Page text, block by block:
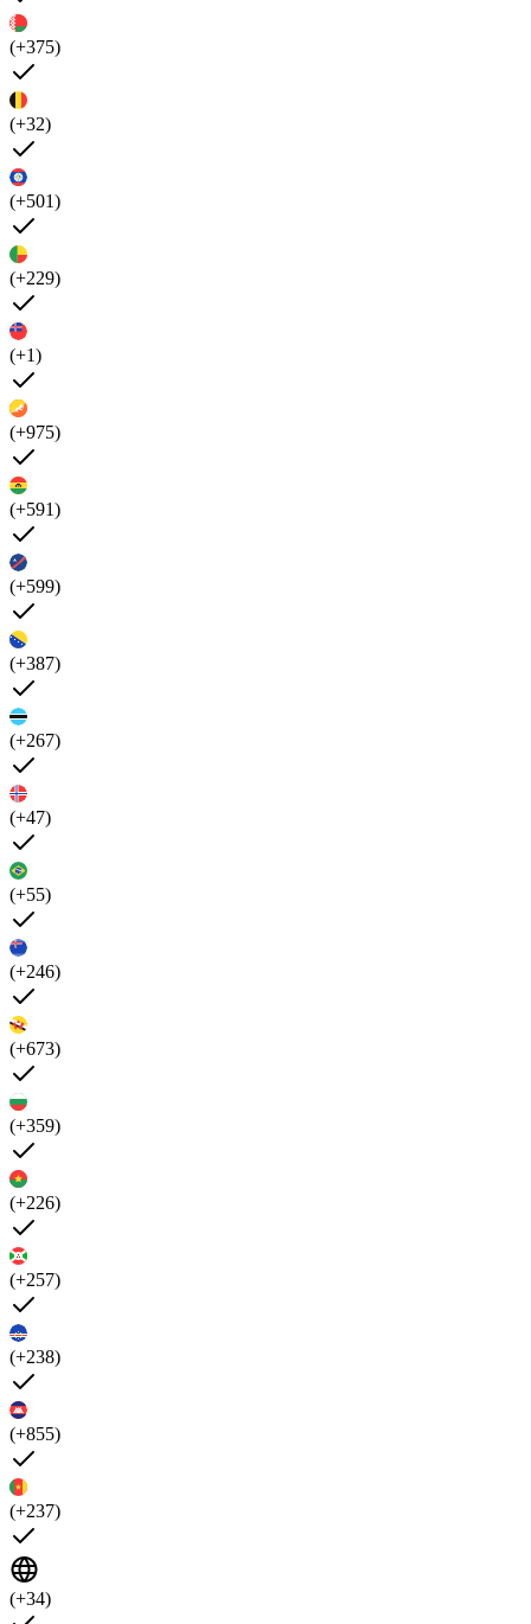
(+375)
(+32)
(+501)
(+229)
(+1)
(+975)
(+591)
(+599)
(+387)
(+267)
(+47)
(+55)
(+246)
(+673)
(+359)
(+226)
(+257)
(+238)
(+855)
(+237)
(+34)